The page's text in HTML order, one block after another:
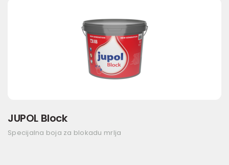
JUPOL Block
Specijalna boja za blokadu mrlja